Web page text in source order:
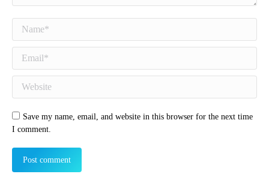
Save my name, email, and website in this browser for the next time
I comment.
Post comment